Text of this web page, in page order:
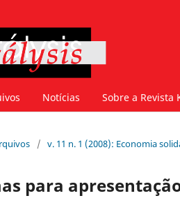
Notícias Sobre a Revista
/ v. 11 n. 1 (2008): Economia
para